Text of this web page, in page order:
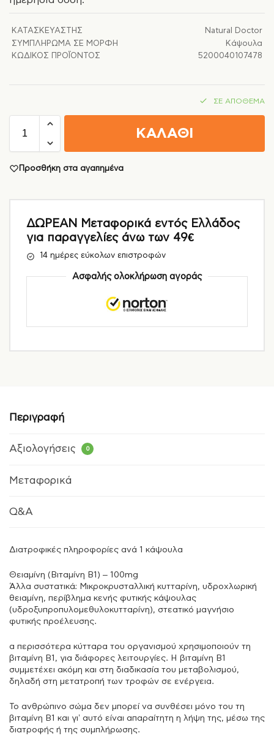
ΚΑΤΑΣΚΕΥΑΣΤΉΣ
Natural Doctor
ΣΥΜΠΛΉΡΩΜΑ ΣΕ ΜΟΡΦΉ
Κάψουλα
ΚΩΔΙΚΌΣ ΠΡΟΪΌΝΤΟΣ
5200040107478
ΣΕ ΑΠΌΘΕΜΑ
ΚΑΛΑΘΙ
Προσθήκη στα αγαπημένα
ΔΩΡΕΑΝ Μεταφορικά εντός Ελλάδος
για παραγγελίες άνω των 49€
14 ημέρες εύκολων επιστροφών
Ασφαλής ολοκλήρωση αγοράς
Περιγραφή
Αξιολογήσεις 0
Μεταφορικά
Q&A
Διατροφικές πληροφορίες ανά 1 κάψουλα
Θειαμίνη (Βιταμίνη B1) – 100mg
Άλλα συστατικά: Μικροκρυσταλλική κυτταρίνη, υδροχλωρική
θειαμίνη, περίβλημα κενής φυτικής κάψουλας
(υδροξυπροπυλομεθυλοκυτταρίνη), στεατικό μαγνήσιο
φυτικής προέλευσης.
α περισσότερα κύτταρα του οργανισμού χρησιμοποιούν τη
βιταμίνη Β1, για διάφορες λειτουργίες. Η βιταμίνη Β1
συμμετέχει ακόμη και στη διαδικασία του μεταβολισμού,
δηλαδή στη μετατροπή των τροφών σε ενέργεια.
Το ανθρώπινο σώμα δεν μπορεί να συνθέσει μόνο του τη
βιταμίνη Β1 και γι’ αυτό είναι απαραίτητη η λήψη της, μέσω της
διατροφής ή της συμπλήρωσης.